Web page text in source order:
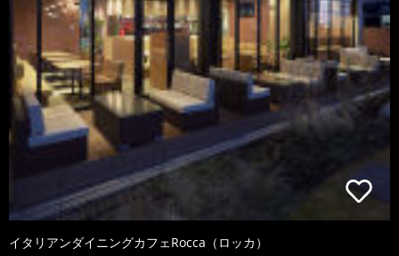
イタリアンダイニングカフェRocca（ロッカ）